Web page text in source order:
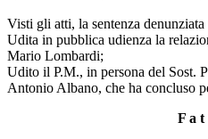
Visti gli atti, la sentenza
Udita in pubblica udienza la
Mario Lombardi;
Udito il P.M., in persona del Sost.
Antonio Albano, che ha concluso
F a t